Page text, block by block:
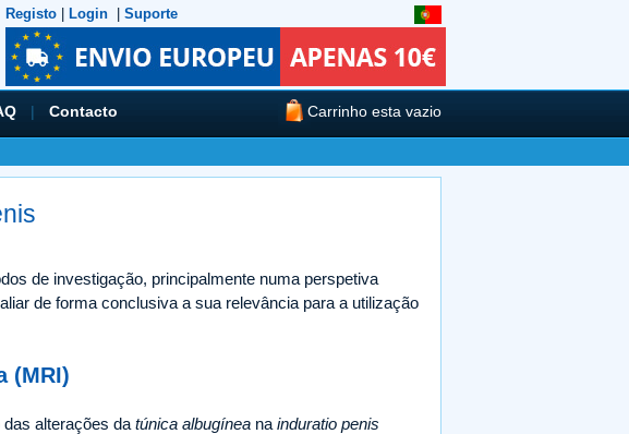
Registo Login Suporte
| Contacto Carrinho esta vazio
de investigação, principalmente numa perspetiva
de forma conclusiva a sua relevância para a utilização
(MRI)
alterações da túnica albugínea na induratio penis